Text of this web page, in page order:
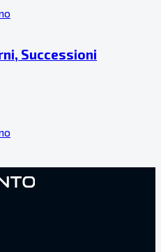
Successioni